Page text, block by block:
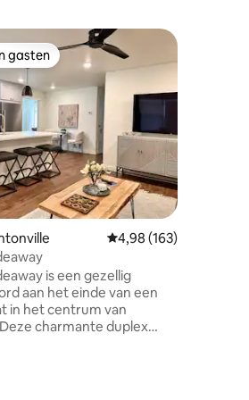
4,98 op 5, 372 recensies
gasten
gasten
Gemiddelde
4,98 (163)
is een gezellig
aan het einde van een
in het centrum van